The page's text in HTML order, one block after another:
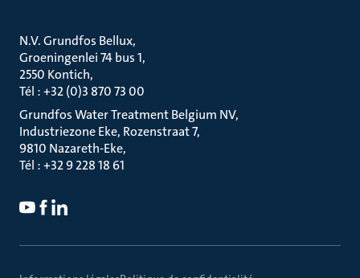
N.V. Grundfos Bellux
Groeningenlei 74 bus 1
2550 Kontich
Tél : +32 (0)3 870 73 00
Grundfos Water Treatment Belgium NV
Industriezone Eke, Rozenstraat 7
9810 Nazareth-Eke
Tél : +32 9 228 18 61